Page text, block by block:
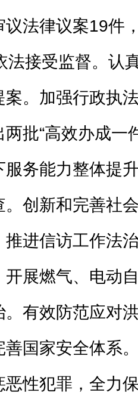
议法律议案19件
法接受监督。认
案。加强行政执
批“高效办成一
服务能力整体提
。创新和完善社
推进信访工作法
开展燃气、电动
。有效防范应对
善国家安全体系
恶性犯罪，全力